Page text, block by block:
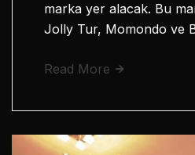
marka yer alacak. Bu
Jolly Tur, Momondo ve
Read More